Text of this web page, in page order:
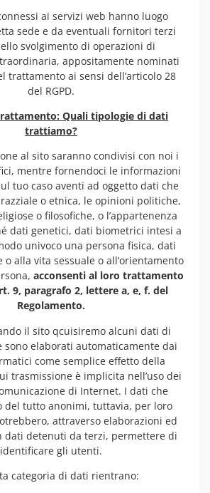
ai servizi web hanno luogo
sede e da eventuali fornitori terzi
svolgimento di operazioni di
appositamente nominati
trattamento ai sensi dell’articolo 28
del RGPD.
Quali tipologie di dati
trattiamo?
al sito saranno condivisi con noi i
mentre fornendoci le informazioni
tuo caso aventi ad oggetto dati che
o etnica, le opinioni politiche,
o filosofiche, o l’appartenenza
dati genetici, dati biometrici intesi a
univoco una persona fisica, dati
alla vita sessuale o all’orientamento
acconsenti al loro trattamento
9, paragrafo 2, lettere a, e, f. del
Regolamento.
il sito qcuisiremo alcuni dati di
sono elaborati automaticamente dai
come semplice effetto della
trasmissione è implicita nell’uso dei
di Internet. I dati che
del tutto anonimi, tuttavia, per loro
attraverso elaborazioni ed
dati detenuti da terzi, permettere di
identificare gli utenti.
categoria di dati rientrano: